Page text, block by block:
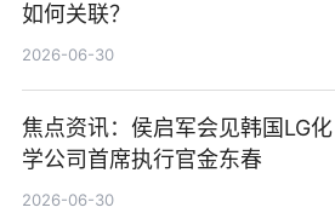
如何关联？
2026-06-30
焦点资讯：侯启军会见韩国LG化
学公司首席执行官金东春
2026-06-30